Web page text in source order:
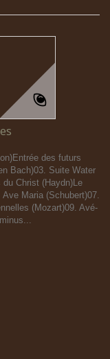
des futurs
Bach)03. Suite Water
Christ (Haydn)Le
Maria (Schubert)07.
(Mozart)09. Avé-